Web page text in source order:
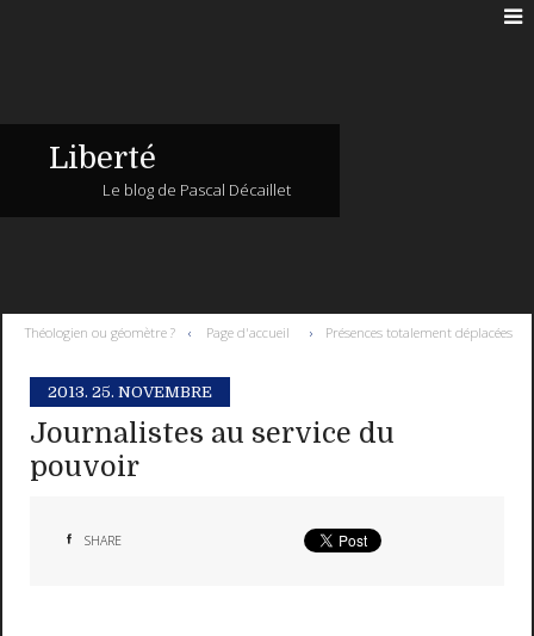
Liberté
Le blog de Pascal Décaillet
Théologien ou géomètre ? Page d'accueil Présences totalement déplacées
2013. 25. NOVEMBRE
Journalistes au service du
pouvoir
SHARE